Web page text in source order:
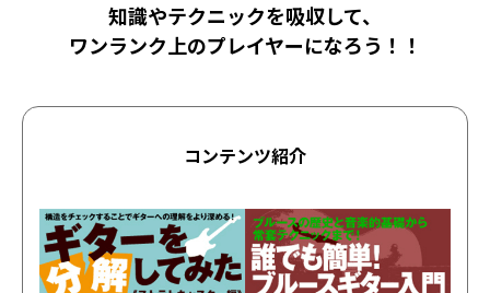
知識やテクニックを吸収して、
ワンランク上のプレイヤーになろう！！
コンテンツ紹介